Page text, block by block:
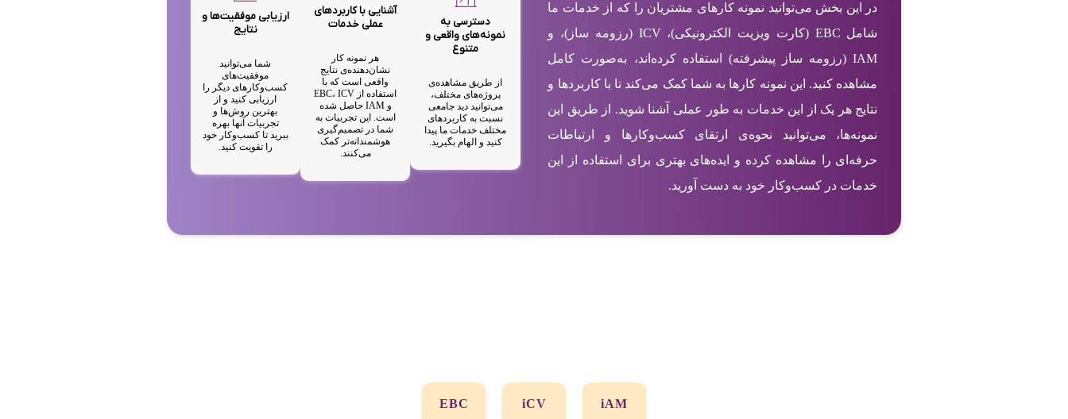
در این بخش می‌توانید نمونه کارهای مشتریان را که از خدمات ما
شامل EBC (کارت ویزیت الکترونیکی)، ICV (رزومه ساز)، و
IAM (رزومه ساز پیشرفته) استفاده کرده‌اند، به‌صورت کامل
مشاهده کنید. این نمونه کارها به شما کمک می‌کند تا با کاربردها و
نتایج هر یک از این خدمات به طور عملی آشنا شوید. از طریق این
نمونه‌ها، می‌توانید نحوه‌ی ارتقای کسب‌وکارها و ارتباطات
حرفه‌ای را مشاهده کرده و ایده‌های بهتری برای استفاده از این
خدمات در کسب‌وکار خود به دست آورید.
دسترسی به
نمونه‌های واقعی و
متنوع
از طریق مشاهده‌ی
پروژه‌های مختلف،
می‌توانید دید جامعی
نسبت به کاربردهای
مختلف خدمات ما پیدا
کنید و الهام بگیرید.
آشنایی با کاربردهای
عملی خدمات
هر نمونه کار
نشان‌دهنده‌ی نتایج
واقعی است که با
استفاده از EBC، ICV
و IAM حاصل شده
است. این تجربیات به
شما در تصمیم‌گیری
هوشمندانه‌تر کمک
می‌کنند.
ارزیابی موفقیت‌ها و
نتایج
شما می‌توانید
موفقیت‌های
کسب‌وکارهای دیگر را
ارزیابی کنید و از
بهترین روش‌ها و
تجربیات آنها بهره
ببرید تا کسب‌وکار خود
را تقویت کنید.
iAM
iCV
EBC